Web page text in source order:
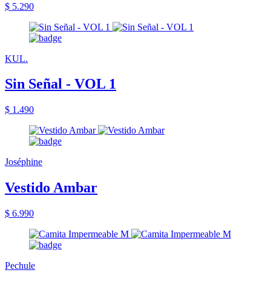
$ 5.290
KUL.
Sin Señal - VOL 1
$ 1.490
Joséphine
Vestido Ambar
$ 6.990
Pechule